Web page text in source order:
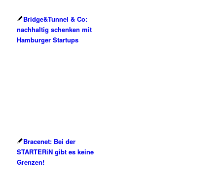
Bridge&Tunnel & Co:
nachhaltig schenken mit
Hamburger Startups
Bracenet: Bei der
STARTERiN gibt es keine
Grenzen!